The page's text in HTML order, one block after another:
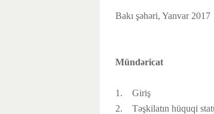
Bakı şəhəri, Yanvar 2017
Mündəricat
1. Giriş
2. Təşkilatın hüquqi